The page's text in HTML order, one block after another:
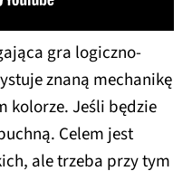
gra logiczno-
znaną mechanikę
kolorze. Jeśli będzie
Celem jest
ale trzeba przy tym